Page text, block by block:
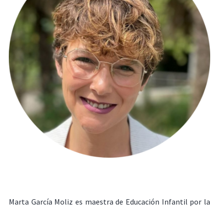
Marta García Moliz es maestra de Educación Infantil por la